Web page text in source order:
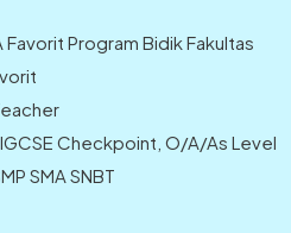
Favorit Program Bidik Fakultas
Checkpoint, O/A/As Level
SMA SNBT